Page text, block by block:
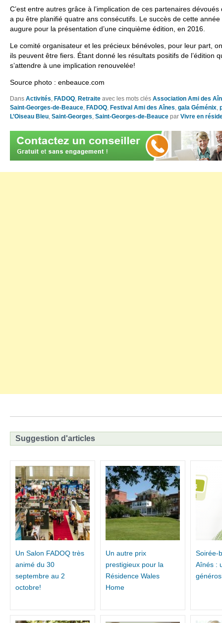
C’est entre autres grâce à l’implication de ces partenaires
a pu être planifié quatre ans consécutifs. Le succès de cette année
augure pour la présentation d’une cinquième édition, en 2016.
Le comité organisateur et les précieux bénévoles, pour leur part,
ils peuvent être fiers. Étant donné les résultats positifs de l’édition
s’attendre à une implication renouvelée!
Source photo : enbeauce.com
Dans Activités FADOQ Retraite avec les mots clés Association Ami des
Saint-Georges-de-Beauce FADOQ Festival Ami des Aînes gala Géménix
L’Oiseau Bleu Saint-Georges Saint-Georges-de-Beauce par Vivre en
Suggestion d'articles
Un Salon FADOQ très
animé du 30
septembre au 2
octobre!
Un autre prix
prestigieux pour la
Résidence Wales
Home
Soirée-
Aînés :